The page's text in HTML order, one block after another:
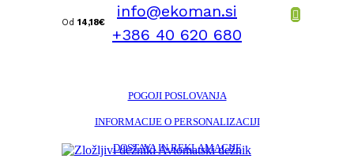
Od 14,18€
info@ekoman.si
+386 40 620 680
POGOJI POSLOVANJA
INFORMACIJE O PERSONALIZACIJI
DOSTAVA IN REKLAMACIJE